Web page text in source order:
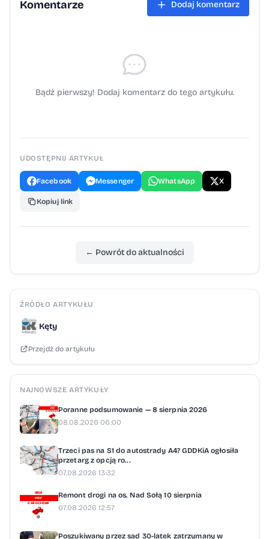
środków Państwowego Funduszu
Rehabilitacji Osób Niepełnosprawnych
inicjatyw. CUS w Kętach
Komentarze Dodaj komentarz
Bądź pierwszy! Dodaj komentarz do tego artykułu.
UDOSTĘPNIJ ARTYKUŁ
Facebook Messenger WhatsApp X
Kopiuj link
← Powrót do aktualności
ŹRÓDŁO ARTYKUŁU
Kęty
Przejdź do artykułu
NAJNOWSZE ARTYKUŁY
Poranne podsumowanie — 8 sierpnia 2026
08.08.2026 06:00
Trzeci pas na S1 do autostrady A4? GDDKiA ogłosiła
przetarg z opcją ro...
07.08.2026 13:32
Remont drogi na os. Nad Sołą 10 sierpnia
07.08.2026 12:57
Poszukiwany przez sąd 30-latek zatrzymany w